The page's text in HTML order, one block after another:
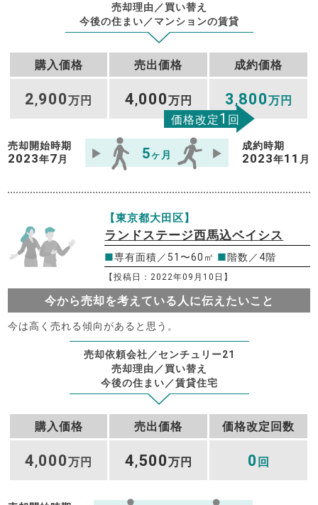
売却理由／買い替え
今後の住まい／マンションの賃貸
購入価格 売出価格 成約価格
2,900万円 4,000万円 3 ,800万円
価格改定1 回
売却開始時期
2023年7 月 5ヶ月
成約時期
2023年11 月
【東京都大田区】
ランドステージ西馬込ベイシス
■専有面積／51〜60㎡ ■階数／4階
【投稿日：2022年09月10日】
今から売却を考えている人に伝えたいこと
今は高く売れる傾向があると思う。
売却依頼会社／センチュリー21
売却理由／買い替え
今後の住まい／賃貸住宅
購入価格 売出価格 価格改定回数
4,000万円 4,500万円 0 回